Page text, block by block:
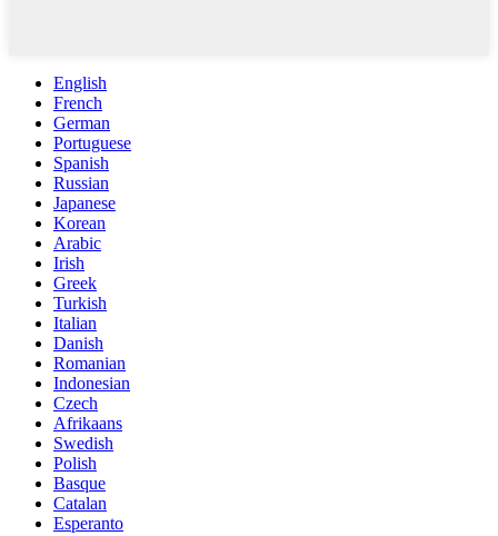
English
French
German
Portuguese
Spanish
Russian
Japanese
Korean
Arabic
Irish
Greek
Turkish
Italian
Danish
Romanian
Indonesian
Czech
Afrikaans
Swedish
Polish
Basque
Catalan
Esperanto